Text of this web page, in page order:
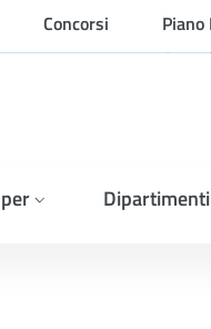
Concorsi
Dipartimenti